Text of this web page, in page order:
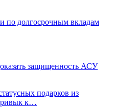
по долгосрочным вкладам
защищенность АСУ
подарков из
к…